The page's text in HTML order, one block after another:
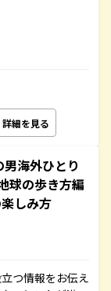
詳細を見る
海外ひとり
球の歩き方編
しみ方
つ情報をお伝え